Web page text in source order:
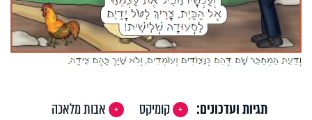
תגיות ועדכונים: קומיקס
אבות מלאכה